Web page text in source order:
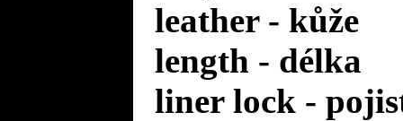
leather - kůže
length - délka
liner lock -